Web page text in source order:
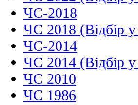
ЧС-2018
ЧС 2018 (Відбір
ЧС-2014
ЧС 2014 (Відбір
ЧС 2010
ЧС 1986